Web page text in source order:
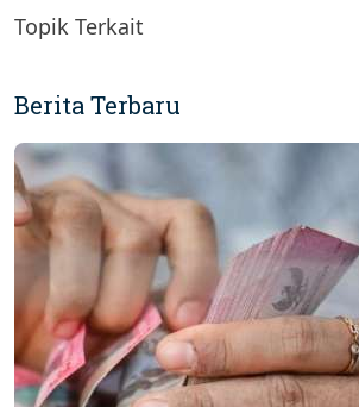
Topik Terkait
Berita Terbaru